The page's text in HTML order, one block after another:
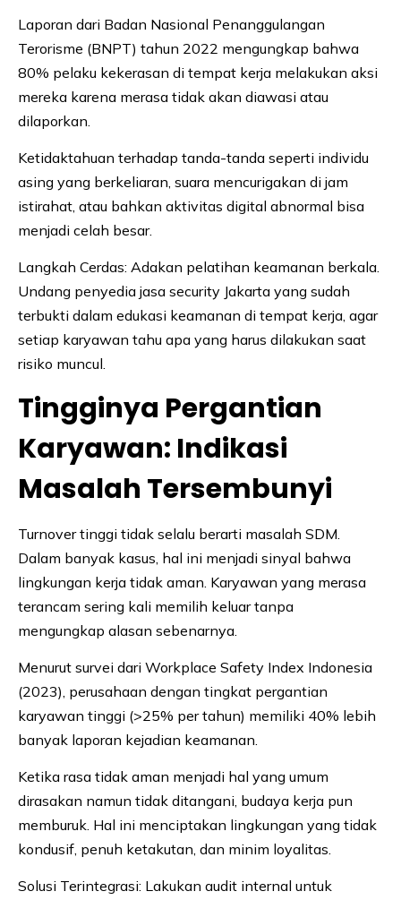
Laporan dari Badan Nasional Penanggulangan
Terorisme (BNPT) tahun 2022 mengungkap bahwa
80% pelaku kekerasan di tempat kerja melakukan aksi
mereka karena merasa tidak akan diawasi atau
dilaporkan.
Ketidaktahuan terhadap tanda-tanda seperti individu
asing yang berkeliaran, suara mencurigakan di jam
istirahat, atau bahkan aktivitas digital abnormal bisa
menjadi celah besar.
Langkah Cerdas: Adakan pelatihan keamanan berkala.
Undang penyedia jasa security Jakarta yang sudah
terbukti dalam edukasi keamanan di tempat kerja, agar
setiap karyawan tahu apa yang harus dilakukan saat
risiko muncul.
Tingginya Pergantian
Karyawan: Indikasi
Masalah Tersembunyi
Turnover tinggi tidak selalu berarti masalah SDM.
Dalam banyak kasus, hal ini menjadi sinyal bahwa
lingkungan kerja tidak aman. Karyawan yang merasa
terancam sering kali memilih keluar tanpa
mengungkap alasan sebenarnya.
Menurut survei dari Workplace Safety Index Indonesia
(2023), perusahaan dengan tingkat pergantian
karyawan tinggi (>25% per tahun) memiliki 40% lebih
banyak laporan kejadian keamanan.
Ketika rasa tidak aman menjadi hal yang umum
dirasakan namun tidak ditangani, budaya kerja pun
memburuk. Hal ini menciptakan lingkungan yang tidak
kondusif, penuh ketakutan, dan minim loyalitas.
Solusi Terintegrasi: Lakukan audit internal untuk